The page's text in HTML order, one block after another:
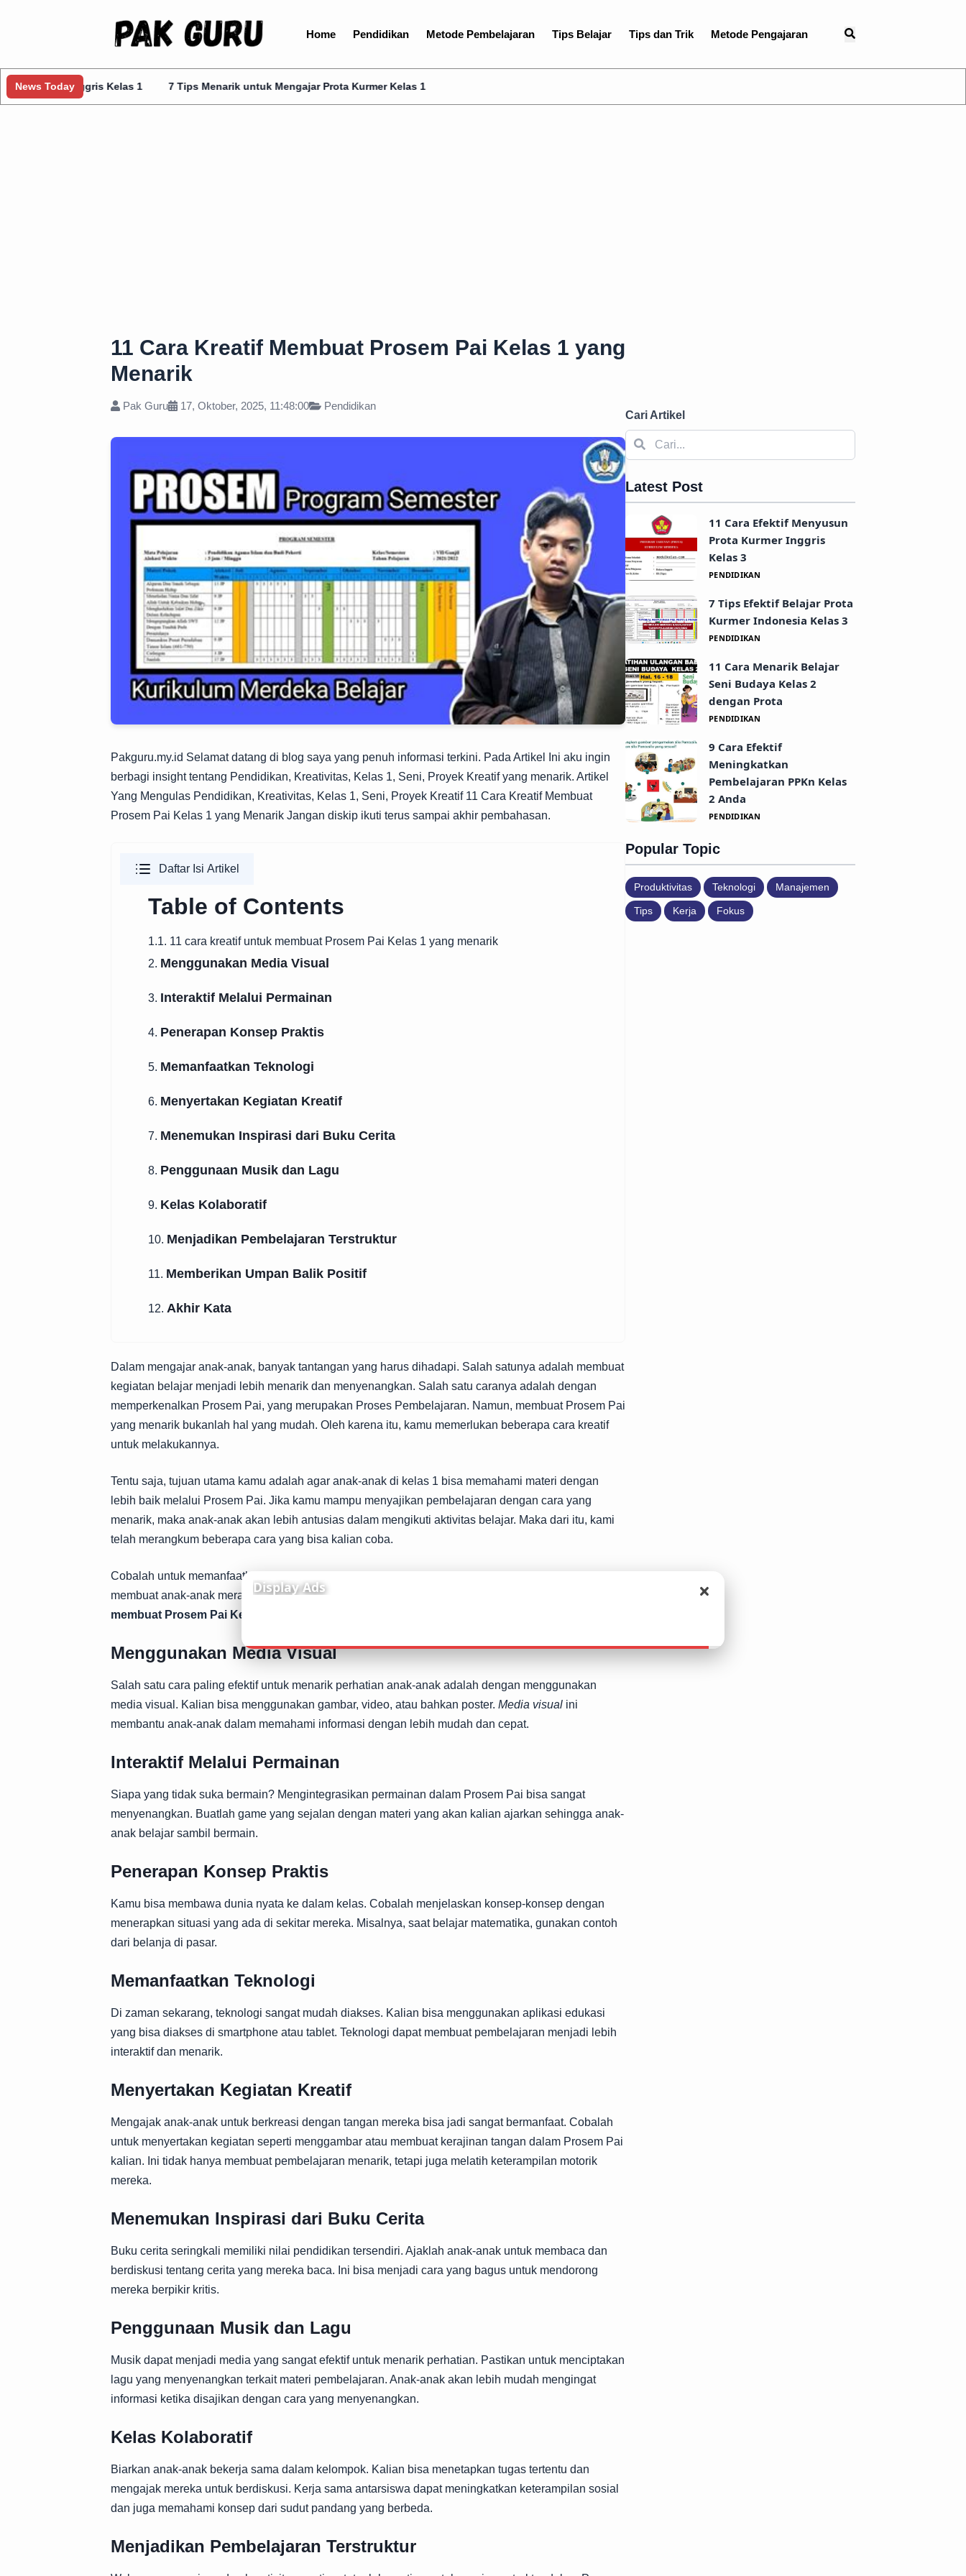
Home Pendidikan Metode Pembelajaran Tips Belajar Tips dan Trik Metode Pengajaran
News Today
Kelas 1 7 Tips Menarik untuk Mengajar Prota Kurmer Kelas 1
11 Cara Kreatif Membuat Prosem Pai Kelas 1 yang
Menarik
Pak Guru 17, Oktober, 2025, 11:48:00 Pendidikan
Pakguru.my.id Selamat datang di blog saya yang penuh informasi terkini. Pada Artikel Ini aku ingin
berbagi insight tentang Pendidikan, Kreativitas, Kelas 1, Seni, Proyek Kreatif yang menarik. Artikel
Yang Mengulas Pendidikan, Kreativitas, Kelas 1, Seni, Proyek Kreatif 11 Cara Kreatif Membuat
Prosem Pai Kelas 1 yang Menarik Jangan diskip ikuti terus sampai akhir pembahasan.
Daftar Isi Artikel
Table of Contents
1.1. 11 cara kreatif untuk membuat Prosem Pai Kelas 1 yang menarik
2. Menggunakan Media Visual
3. Interaktif Melalui Permainan
4. Penerapan Konsep Praktis
5. Memanfaatkan Teknologi
6. Menyertakan Kegiatan Kreatif
7. Menemukan Inspirasi dari Buku Cerita
8. Penggunaan Musik dan Lagu
9. Kelas Kolaboratif
10. Menjadikan Pembelajaran Terstruktur
11. Memberikan Umpan Balik Positif
12. Akhir Kata
Dalam mengajar anak-anak, banyak tantangan yang harus dihadapi. Salah satunya adalah membuat
kegiatan belajar menjadi lebih menarik dan menyenangkan. Salah satu caranya adalah dengan
memperkenalkan Prosem Pai, yang merupakan Proses Pembelajaran. Namun, membuat Prosem Pai
yang menarik bukanlah hal yang mudah. Oleh karena itu, kamu memerlukan beberapa cara kreatif
untuk melakukannya.
Tentu saja, tujuan utama kamu adalah agar anak-anak di kelas 1 bisa memahami materi dengan
lebih baik melalui Prosem Pai. Jika kamu mampu menyajikan pembelajaran dengan cara yang
menarik, maka anak-anak akan lebih antusias dalam mengikuti aktivitas belajar. Maka dari itu, kami
telah merangkum beberapa cara yang bisa kalian coba.
Cobalah untuk memanfaatkan waktu yang ada dengan sebaik-baiknya. Gunakan teknik yang bisa
membuat anak-anak merasa terlibat. Dalam artikel ini, kita akan membahas
membuat Prosem Pai Kelas 1 yang menarik
Menggunakan Media Visual
Salah satu cara paling efektif untuk menarik perhatian anak-anak adalah dengan menggunakan
media visual. Kalian bisa menggunakan gambar, video, atau bahkan poster. Media visual ini
membantu anak-anak dalam memahami informasi dengan lebih mudah dan cepat.
Interaktif Melalui Permainan
Siapa yang tidak suka bermain? Mengintegrasikan permainan dalam Prosem Pai bisa sangat
menyenangkan. Buatlah game yang sejalan dengan materi yang akan kalian ajarkan sehingga anak-
anak belajar sambil bermain.
Penerapan Konsep Praktis
Kamu bisa membawa dunia nyata ke dalam kelas. Cobalah menjelaskan konsep-konsep dengan
menerapkan situasi yang ada di sekitar mereka. Misalnya, saat belajar matematika, gunakan contoh
dari belanja di pasar.
Memanfaatkan Teknologi
Di zaman sekarang, teknologi sangat mudah diakses. Kalian bisa menggunakan aplikasi edukasi
yang bisa diakses di smartphone atau tablet. Teknologi dapat membuat pembelajaran menjadi lebih
interaktif dan menarik.
Menyertakan Kegiatan Kreatif
Mengajak anak-anak untuk berkreasi dengan tangan mereka bisa jadi sangat bermanfaat. Cobalah
untuk menyertakan kegiatan seperti menggambar atau membuat kerajinan tangan dalam Prosem Pai
kalian. Ini tidak hanya membuat pembelajaran menarik, tetapi juga melatih keterampilan motorik
mereka.
Menemukan Inspirasi dari Buku Cerita
Buku cerita seringkali memiliki nilai pendidikan tersendiri. Ajaklah anak-anak untuk membaca dan
berdiskusi tentang cerita yang mereka baca. Ini bisa menjadi cara yang bagus untuk mendorong
mereka berpikir kritis.
Penggunaan Musik dan Lagu
Musik dapat menjadi media yang sangat efektif untuk menarik perhatian. Pastikan untuk menciptakan
lagu yang menyenangkan terkait materi pembelajaran. Anak-anak akan lebih mudah mengingat
informasi ketika disajikan dengan cara yang menyenangkan.
Kelas Kolaboratif
Biarkan anak-anak bekerja sama dalam kelompok. Kalian bisa menetapkan tugas tertentu dan
mengajak mereka untuk berdiskusi. Kerja sama antarsiswa dapat meningkatkan keterampilan sosial
dan juga memahami konsep dari sudut pandang yang berbeda.
Menjadikan Pembelajaran Terstruktur
Cari Artikel
Latest Post
11 Cara Efektif Menyusun
Prota Kurmer Inggris
Kelas 3
PENDIDIKAN
7 Tips Efektif Belajar Prota
Kurmer Indonesia Kelas 3
PENDIDIKAN
11 Cara Menarik Belajar
Seni Budaya Kelas 2
dengan Prota
PENDIDIKAN
9 Cara Efektif
Meningkatkan
Pembelajaran PPKn Kelas
2 Anda
PENDIDIKAN
Popular Topic
Produktivitas Teknologi Manajemen
Tips Kerja Fokus